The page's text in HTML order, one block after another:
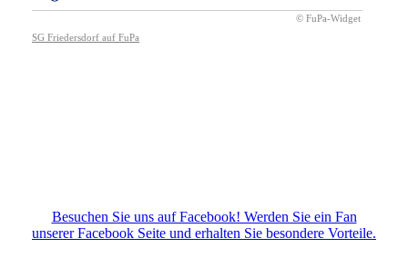
Besuchen Sie uns auf Facebook! Werden Sie ein Fan
unserer Facebook Seite und erhalten Sie besondere Vorteile.